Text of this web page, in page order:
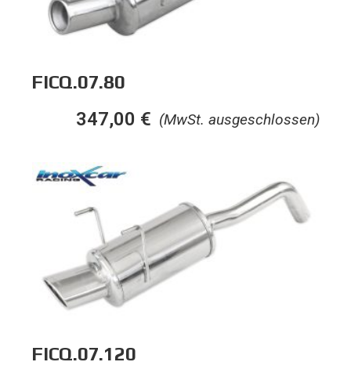
FICQ.07.80
(MwSt. ausgeschlossen)
347,00 €
FICQ.07.120